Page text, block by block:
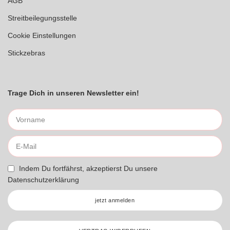
Streitbeilegungsstelle
Cookie Einstellungen
Stickzebras
Trage Dich in unseren Newsletter ein!
Indem Du fortfährst, akzeptierst Du unsere
Datenschutzerklärung
jetzt anmelden